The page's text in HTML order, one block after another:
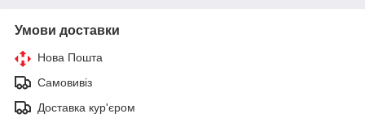
Умови доставки
Нова Пошта
Самовивіз
Доставка кур'єром